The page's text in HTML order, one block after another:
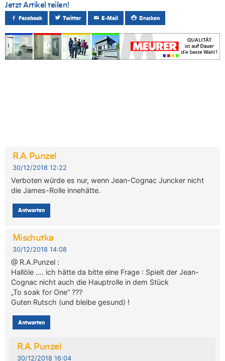
Jetzt Artikel teilen!
Facebook Twitter E-Mail Drucken
R.A. Punzel
30/12/2018 12:22
Verboten würde es nur, wenn Jean-Cognac Juncker nicht
die James-Rolle innehätte.
Antworten
Mischutka
30/12/2018 14:08
@ R.A.Punzel :
Hallöle …. ich hätte da bitte eine Frage : Spielt der Jean-
Cognac nicht auch die Hauptrolle in dem Stück
„To soak for One“ ???
Guten Rutsch (und bleibe gesund) !
Antworten
R.A. Punzel
30/12/2018 16:04